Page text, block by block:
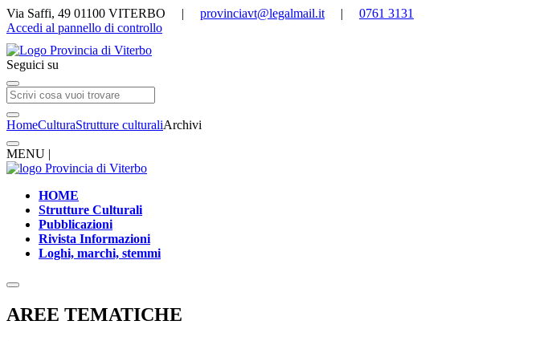
Via Saffi, 49 01100 VITERBO | provinciavt@legalmail.it | 0761 3131
Accedi al pannello di controllo
Seguici su
HomeCulturaStrutture culturaliArchivi
MENU |
HOME
Strutture Culturali
Pubblicazioni
Rivista Informazioni
Loghi, marchi, stemmi
AREE TEMATICHE